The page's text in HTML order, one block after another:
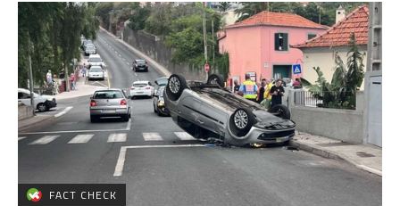
FACT CHECK